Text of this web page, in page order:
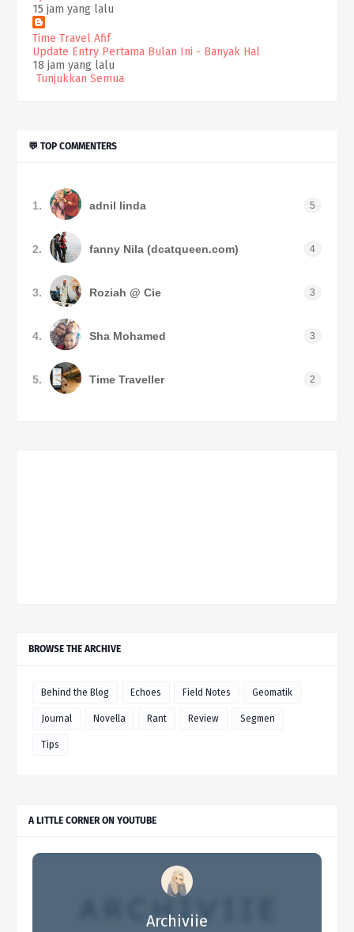
15 jam yang lalu
Time Travel Afif
Update Entry Pertama Bulan Ini - Banyak Hal
18 jam yang lalu
Tunjukkan Semua
💬 TOP COMMENTERS
1. adnil linda 5
2. fanny Nila (dcatqueen.com) 4
3. Roziah @ Cie 3
4. Sha Mohamed 3
5. Time Traveller 2
BROWSE THE ARCHIVE
Behind the Blog Echoes Field Notes Geomatik
Journal Novella Rant Review Segmen
Tips
A LITTLE CORNER ON YOUTUBE
Archiviie